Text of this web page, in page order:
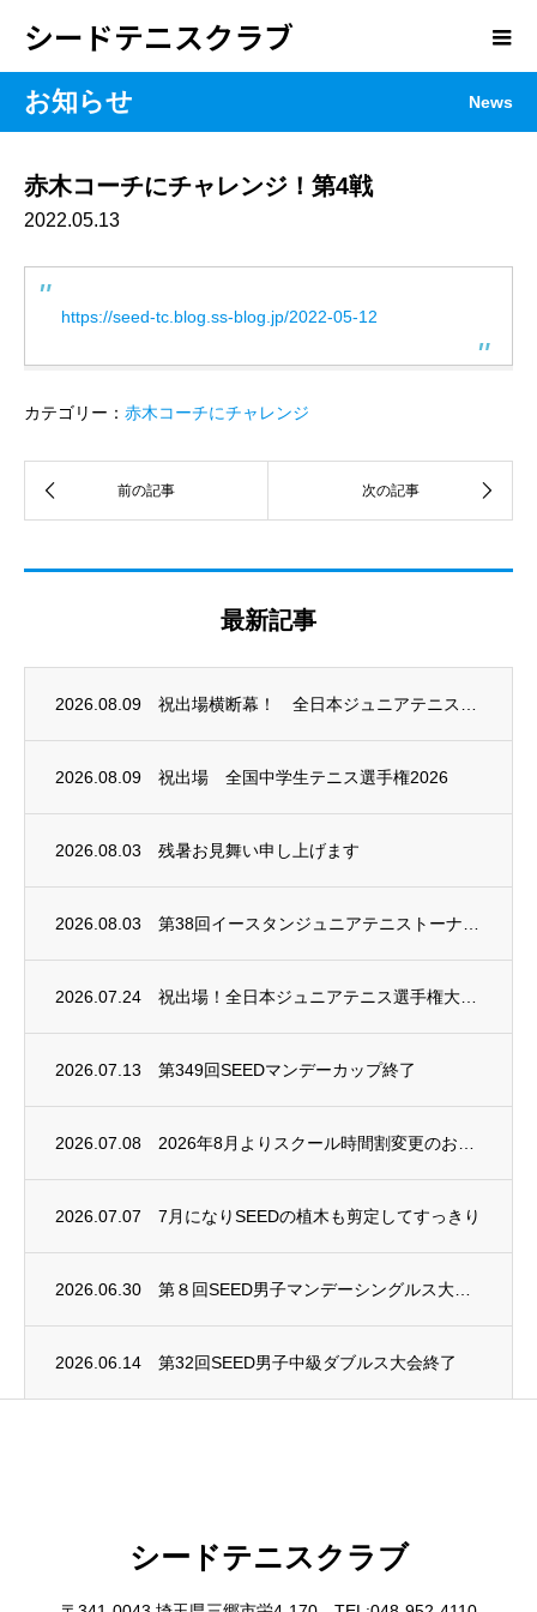
シードテニスクラブ
お知らせ News
赤木コーチにチャレンジ！第4戦
2022.05.13
https://seed-tc.blog.ss-blog.jp/2022-05-12
カテゴリー： 赤木コーチにチャレンジ
最新記事
2026.08.09
2026.08.09 祝出場 全国中学生テニス選手権2026
2026.08.03 残暑お見舞い申し上げます
2026.08.03
2026.07.24
2026.07.13 第349回SEEDマンデーカップ終了
2026.07.08
2026.07.07 7月になりSEEDの植木も剪定してすっきり
2026.06.30
2026.06.14 第32回SEED男子中級ダブルス大会終了
シードテニスクラブ